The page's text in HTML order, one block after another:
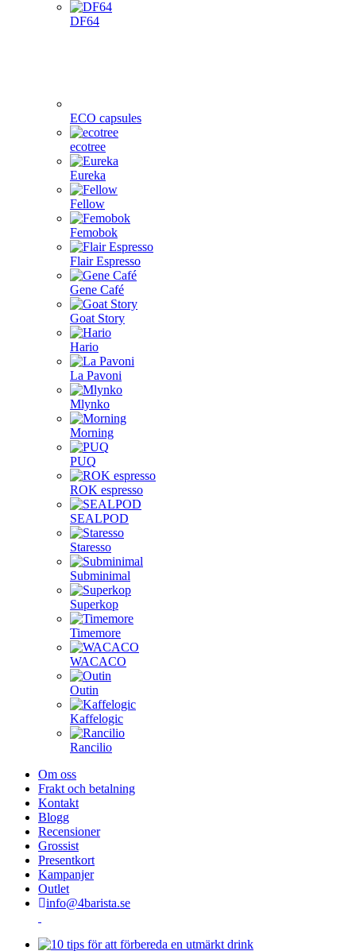
DF64
ECO capsules
ecotree
Eureka
Fellow
Femobok
Flair Espresso
Gene Café
Goat Story
Hario
La Pavoni
Mlynko
Morning
PUQ
ROK espresso
SEALPOD
Staresso
Subminimal
Superkop
Timemore
WACACO
Outin
Kaffelogic
Rancilio
Om oss
Frakt och betalning
Kontakt
Blogg
Recensioner
Grossist
Presentkort
Kampanjer
Outlet
info@4barista.se